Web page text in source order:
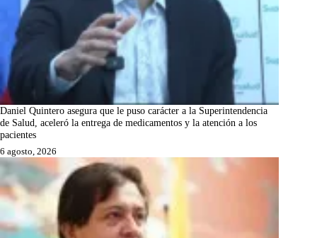
Daniel Quintero asegura que le puso carácter a la Superintendencia
de Salud, aceleró la entrega de medicamentos y la atención a los
pacientes
6 agosto, 2026